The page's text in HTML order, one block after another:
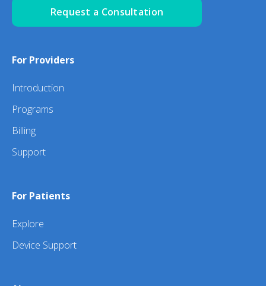
Request a Consultation
For Providers
Introduction
Programs
Billing
Support
For Patients
Explore
Device Support